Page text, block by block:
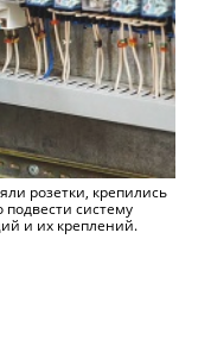
розетки, крепились
систему
и их креплений.